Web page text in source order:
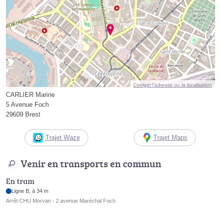
Corriger l’adresse ou la localisation
CARLIER Marine
5 Avenue Foch
29609 Brest
Trajet Waze Trajet Maps
Venir en transports en commun
En tram
Ligne B, à 34 m
Arrêt CHU Morvan - 2 avenue Maréchal Foch